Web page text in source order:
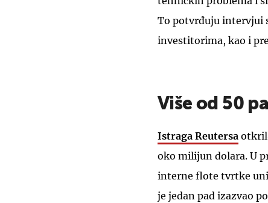
To potvrđuju intervjui
investitorima, kao i
Više od 50
Istraga Reutersa
oko milijun dolara. U
interne flote tvrtke
je jedan pad izazvao